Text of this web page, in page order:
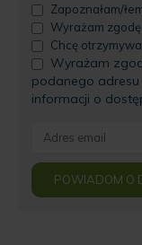
Zapoznałam/
Wyrażam
Chcę
Wyrażam
podanego
informacji o
email
address
to
POWIADOM O